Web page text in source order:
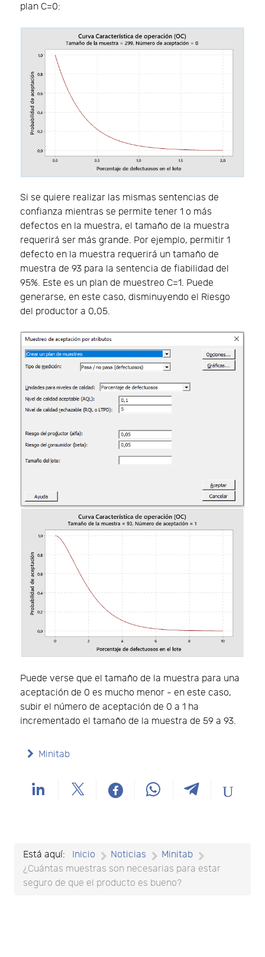
plan C=0:
Si se quiere realizar las mismas sentencias de
confianza mientras se permite tener 1 o más
defectos en la muestra, el tamaño de la muestra
requerirá ser más grande. Por ejemplo, permitir 1
defecto en la muestra requerirá un tamaño de
muestra de 93 para la sentencia de fiabilidad del
95%. Este es un plan de muestreo C=1. Puede
generarse, en este caso, disminuyendo el Riesgo
del productor a 0,05.
Puede verse que el tamaño de la muestra para una
aceptación de 0 es mucho menor - en este caso,
subir el número de aceptación de 0 a 1 ha
incrementado el tamaño de la muestra de 59 a 93.
Minitab
Está aquí: Inicio Noticias
Minitab
¿Cuántas muestras son necesarias para estar
seguro de que el producto es bueno?